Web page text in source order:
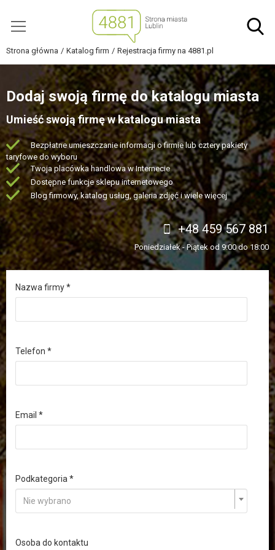
Strona główna Katalog firm Rejestracja firmy na 4881.pl
Dodaj swoją firmę do katalogu miasta
Umieść swoją firmę w katalogu miasta
Bezpłatne umieszczanie informacji o firmie lub cztery pakiety
taryfowe do wyboru
Twoja placówka handlowa w Internecie
Dostępne funkcje sklepu internetowego
Blog firmowy, katalog usług, galeria zdjęć i wiele więcej
+48 459 567 881
Poniedziałek - Piątek od 9:00 do 18:00
Nazwa firmy
Telefon
Email
Podkategoria
Nie wybrano
Osoba do kontaktu